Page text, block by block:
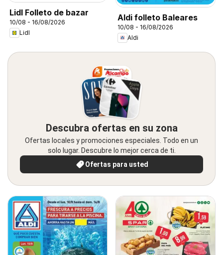
Lidl Folleto de bazar
10/08 - 16/08/2026
Lidl
Aldi folleto Baleares
10/08 - 16/08/2026
Aldi
Descubra ofertas en su zona
Ofertas locales y promociones especiales. Todo en un
solo lugar. Descubre lo mejor cerca de ti.
Ofertas para usted